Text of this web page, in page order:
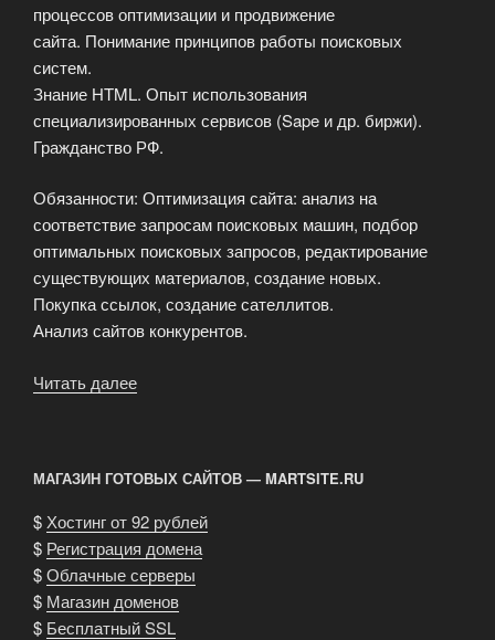
процессов оптимизации и продвижение
сайта. Понимание принципов работы поисковых
систем.
Знание HTML. Опыт использования
специализированных сервисов (Sape и др. биржи).
Гражданство РФ.
Обязанности: Оптимизация сайта: анализ на
соответствие запросам поисковых машин, подбор
оптимальных поисковых запросов, редактирование
существующих материалов, создание новых.
Покупка ссылок, создание сателлитов.
Анализ сайтов конкурентов.
Читать далее
проектов»
МАГАЗИН ГОТОВЫХ САЙТОВ — MARTSITE.RU
$ Хостинг от 92 рублей
$ Регистрация домена
$Облачные серверы
$ Магазин доменов
$ Бесплатный SSL